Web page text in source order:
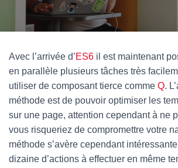
Avec l’arrivée d’ES6 il est maintenant
en parallèle plusieurs tâches très
utiliser de composant tierce comme Q.
méthode est de pouvoir optimiser les
sur une page, attention cependant à ne
vous risqueriez de compromettre votre
méthode s’avère cependant
dizaine d’actions à effectuer en même